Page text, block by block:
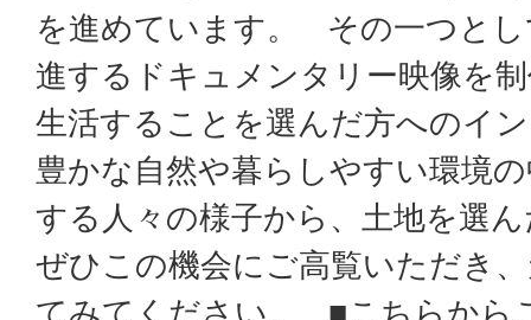
を進めています。 その一つとし
進するドキュメンタリー映像を
生活することを選んだ方へのイ
豊かな自然や暮らしやすい環境
する人々の様子から、土地を選
ぜひこの機会にご高覧いただき
てみてください。 ■こちらから